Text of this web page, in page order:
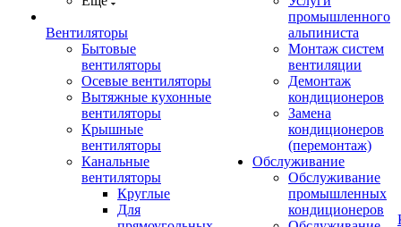
Вентиляторы
Бытовые
вентиляторы
Осевые вентиляторы
Вытяжные кухонные
вентиляторы
Крышные
вентиляторы
Канальные
вентиляторы
Круглые
Для
промышленного
альпиниста
Монтаж систем
вентиляции
Демонтаж
кондиционеров
Замена
кондиционеров
(перемонтаж)
Обслуживание
Обслуживание
промышленных
кондиционеров